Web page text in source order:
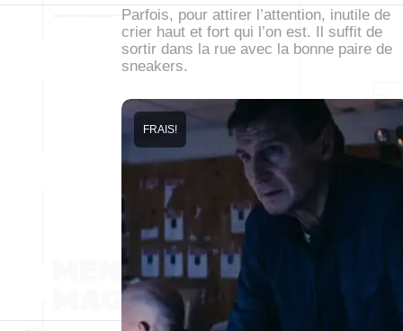
Parfois, pour attirer l’attention, inutile de
crier haut et fort qui l’on est. Il suffit de
sortir dans la rue avec la bonne paire de
sneakers.
FRAIS!